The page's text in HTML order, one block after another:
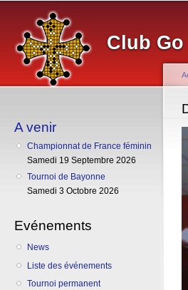
Club
A venir
Championnat de France féminin
Samedi 19 Septembre 2026
Tournoi de Bayonne
Samedi 3 Octobre 2026
Evénements
News
Liste des événements
Tournoi permanent